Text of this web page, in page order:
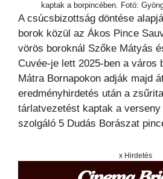
kaptak a borpincében. Fotó:
A csúcsbizottság döntése
borok közül az Ákos Pince
vörös boroknál Szőke Mátyás
Cuvée-je lett 2025-ben a város
Mátra Bornapokon adják majd
eredményhirdetés után a
tárlatvezetést kaptak a verseny
szolgáló 5 Dudás Borászat
x Hirdetés